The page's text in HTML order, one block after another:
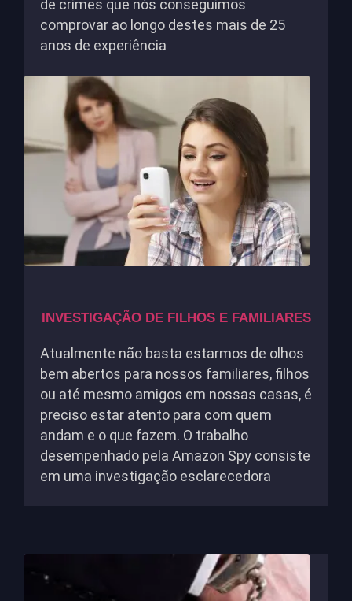
de crimes que nós conseguimos
comprovar ao longo destes mais de 25
anos de experiência
INVESTIGAÇÃO DE FILHOS E FAMILIARES
Atualmente não basta estarmos de olhos
bem abertos para nossos familiares, filhos
ou até mesmo amigos em nossas casas, é
preciso estar atento para com quem
andam e o que fazem. O trabalho
desempenhado pela Amazon Spy consiste
em uma investigação esclarecedora